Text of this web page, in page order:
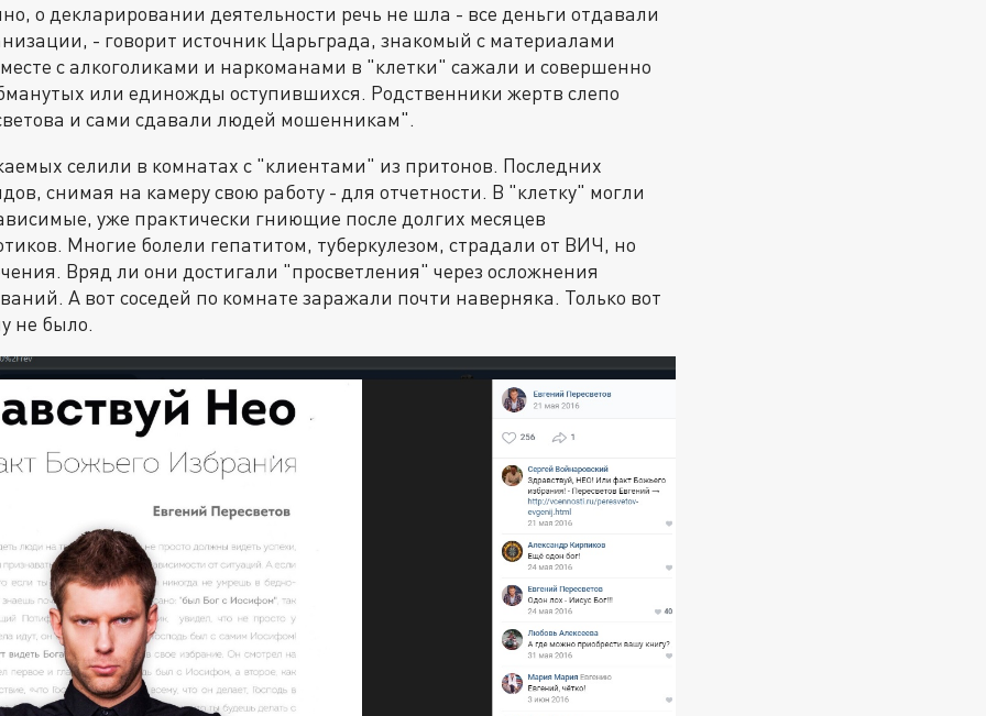
о декларировании деятельности речь не шла - все деньги отдавали
- говорит источник Царьграда, знакомый с материалами
с алкоголиками и наркоманами в "клетки" сажали и совершенно
или единожды оступившихся. Родственники жертв слепо
и сами сдавали людей мошенникам".
селили в комнатах с "клиентами" из притонов. Последних
снимая на камеру свою работу - для отчетности. В "клетку" могли
уже практически гниющие после долгих месяцев
Многие болели гепатитом, туберкулезом, страдали от ВИЧ, но
Вряд ли они достигали "просветления" через осложнения
А вот соседей по комнате заражали почти наверняка. Только вот
не было.